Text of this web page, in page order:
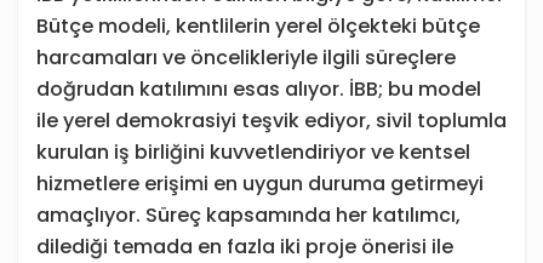
Bütçe modeli, kentlilerin yerel ölçekteki bütçe
harcamaları ve öncelikleriyle ilgili süreçlere
doğrudan katılımını esas alıyor. İBB; bu model
ile yerel demokrasiyi teşvik ediyor, sivil toplumla
kurulan iş birliğini kuvvetlendiriyor ve kentsel
hizmetlere erişimi en uygun duruma getirmeyi
amaçlıyor. Süreç kapsamında her katılımcı,
dilediği temada en fazla iki proje önerisi ile